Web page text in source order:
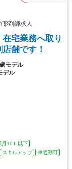
剤師求人
宅業務へ取り
舗です！
モデル
デル
月10ｈ以下
スキルアップ
車通勤可